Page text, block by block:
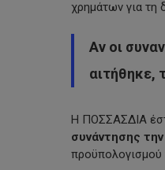
χρημάτων για τη
Αν οι
αιτήθηκε,
Η ΠΟΣΣΑΣΔΙΑ
συνάντησης
προϋπολογισμού